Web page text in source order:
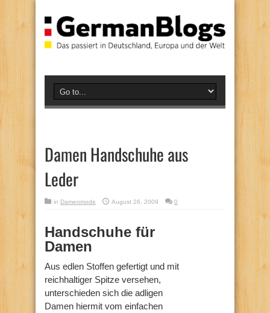
Damen Handschuhe aus
Leder
in Damenmode August 26, 2009 0
Handschuhe für
Damen
Aus edlen Stoffen gefertigt und mit
reichhaltiger Spitze versehen,
unterschieden sich die adligen
Damen hiermit vom einfachen